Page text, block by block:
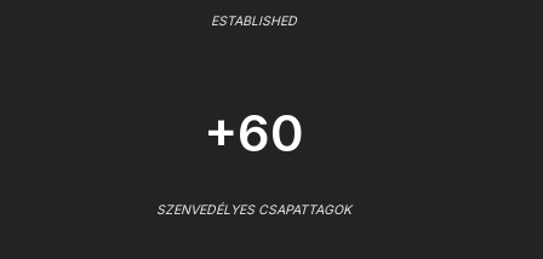
ESTABLISHED
+60
SZENVEDÉLYES CSAPATTAGOK